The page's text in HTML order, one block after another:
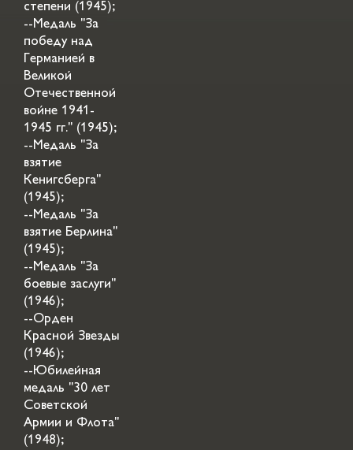
степени (1945);
--Медаль "За
победу над
Германией в
Великой
Отечественной
войне 1941-
1945 гг." (1945);
--Медаль "За
взятие
Кенигсберга"
(1945);
--Медаль "За
взятие Берлина"
(1945);
--Медаль "За
боевые заслуги"
(1946);
--Орден
Красной Звезды
(1946);
--Юбилейная
медаль "30 лет
Советской
Армии и Флота"
(1948);